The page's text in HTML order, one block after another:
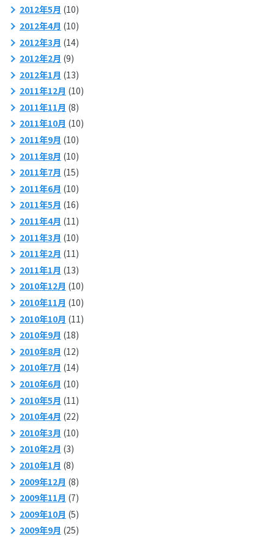
2012年5月 (10)
2012年4月 (10)
2012年3月 (14)
2012年2月 (9)
2012年1月 (13)
2011年12月 (10)
2011年11月 (8)
2011年10月 (10)
2011年9月 (10)
2011年8月 (10)
2011年7月 (15)
2011年6月 (10)
2011年5月 (16)
2011年4月 (11)
2011年3月 (10)
2011年2月 (11)
2011年1月 (13)
2010年12月 (10)
2010年11月 (10)
2010年10月 (11)
2010年9月 (18)
2010年8月 (12)
2010年7月 (14)
2010年6月 (10)
2010年5月 (11)
2010年4月 (22)
2010年3月 (10)
2010年2月 (3)
2010年1月 (8)
2009年12月 (8)
2009年11月 (7)
2009年10月 (5)
2009年9月 (25)